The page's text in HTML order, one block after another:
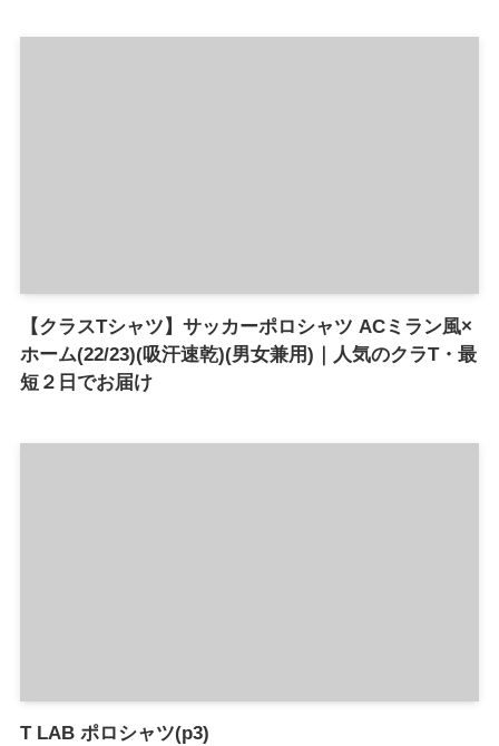
【クラスTシャツ】サッカーポロシャツ ACミラン風×
ホーム(22/23)(吸汗速乾)(男女兼用)｜人気のクラT・最
短２日でお届け
T LAB ポロシャツ(p3)